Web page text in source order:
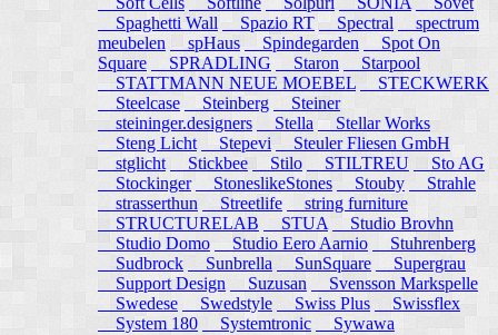
Spaghetti Wall
Spazio RT Spectral
spectrum
meubelen
spHaus Spindegarden
Spot On
Square
SPRADLING Staron
Starpool
STATTMANN NEUE MOEBEL
STECKWERK
Steelcase
Steinberg
Steiner
steininger.designers
Stella Stellar Works
Steng Licht
Stepevi
Steuler Fliesen GmbH
stglicht
Stickbee Stilo STILTREU
Sto AG
Stockinger
StoneslikeStones Stouby
Strahle
strasserthun
Streetlife
string furniture
STRUCTURELAB
STUA
Studio Brovhn
Studio Domo
Studio Eero Aarnio
Stuhrenberg
Sudbrock
Sunbrella SunSquare
Supergrau
Support Design
Suzusan
Svensson Markspelle
Swedese
Swedstyle Swiss Plus
Swissflex
System 180
Systemtronic Sywawa